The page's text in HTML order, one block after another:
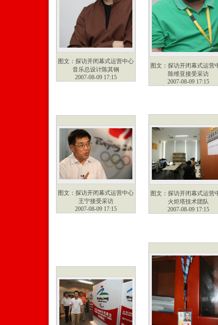
图文：探访开闭幕式运营中心
音乐总设计陈其钢
2007-08-09 17:15
图文：探访开闭幕式运营
陈维亚接受采访
2007-08-09 17:15
图文：探访开闭幕式运营中心
王宁接受采访
2007-08-09 17:15
图文：探访开闭幕式运营
火炬塔技术团队
2007-08-09 17:15